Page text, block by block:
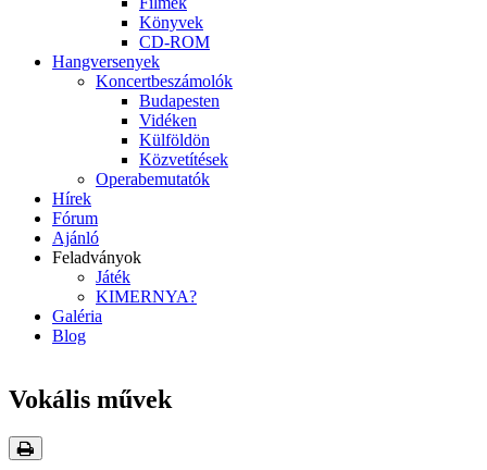
Könyvek
CD-ROM
Hangversenyek
Koncertbeszámolók
Budapesten
Vidéken
Külföldön
Közvetítések
Operabemutatók
Hírek
Fórum
Ajánló
Feladványok
Játék
KIMERNYA?
Galéria
Blog
Vokális művek